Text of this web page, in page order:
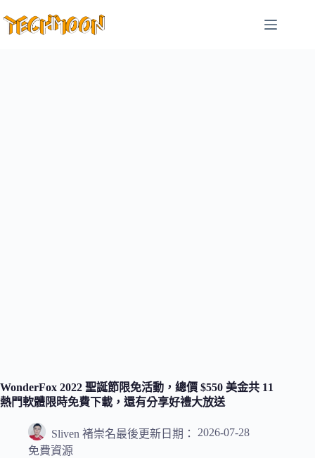
至
WonderFox 2022 聖誕節限免活動，總價 $550 美金共 11
熱門軟體限時免費下載，還有分享好禮大放送
Sliven 褚崇名最後更新日期：
2026-07-28
免費資源